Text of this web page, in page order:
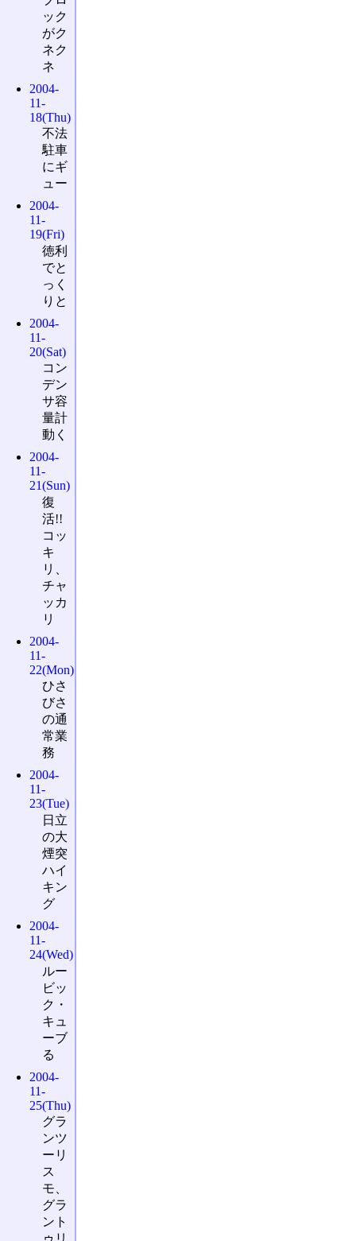
ック
がク
ネク
ネ
2004-
11-
18(Thu)
不法
駐車
にギ
ュー
2004-
11-
19(Fri)
徳利
でと
っく
りと
2004-
11-
20(Sat)
コン
デン
サ容
量計
動く
2004-
11-
21(Sun)
復
活!!
コッ
キ
リ、
チャ
ッカ
リ
2004-
11-
22(Mon)
ひさ
びさ
の通
常業
務
2004-
11-
23(Tue)
日立
の大
煙突
ハイ
キン
グ
2004-
11-
24(Wed)
ルー
ビッ
ク・
キュ
ーブ
る
2004-
11-
25(Thu)
グラ
ンツ
ーリ
ス
モ、
グラ
ント